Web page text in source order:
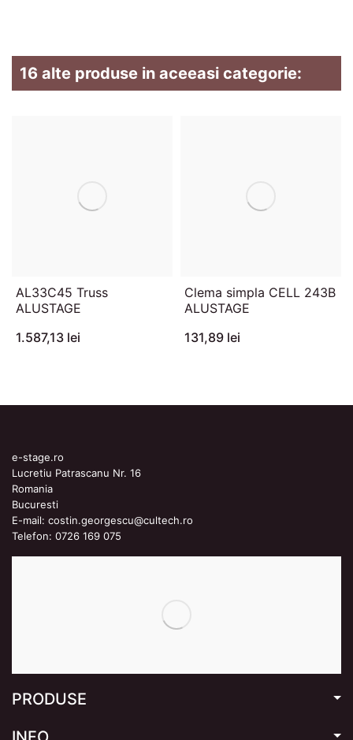
16 alte produse in aceeasi categorie:
AL33C45 Truss
ALUSTAGE
1.587,13 lei
Clema simpla CELL 243B
ALUSTAGE
131,89 lei
e-stage.ro
Lucretiu Patrascanu Nr. 16
Romania
Bucuresti
E-mail: costin.georgescu@cultech.ro
Telefon: 0726 169 075
PRODUSE